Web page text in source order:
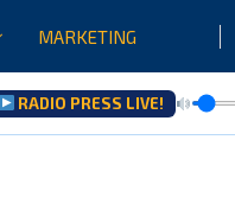
MARKETING
RADIO PRESS LIVE!